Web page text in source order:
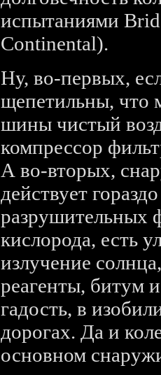
испытаниями
Continental).
Ну, во-первых,
щепетильны, что
шины чистый
компрессор
А во-вторых,
действует
разрушительных
кислорода, есть
излучение
реагенты, битум
гадость, в
дорогах. Да и
основном